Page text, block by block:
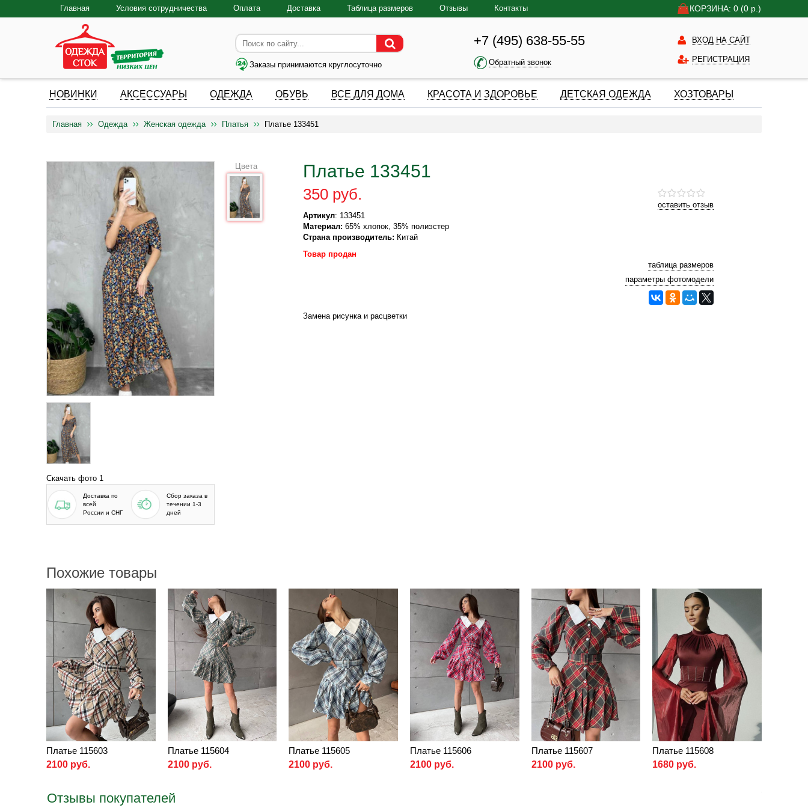
КОРЗИНА: 0 (0 р.)
Главная Условия сотрудничества Оплата Доставка Таблица размеров Отзывы Контакты
Заказы принимаются круглосуточно
+7 (495) 638-55-55
Обратный звонок
ВХОД НА САЙТ
РЕГИСТРАЦИЯ
НОВИНКИ АКСЕССУАРЫ ОДЕЖДА ОБУВЬ ВСЕ ДЛЯ ДОМА КРАСОТА И ЗДОРОВЬЕ ДЕТСКАЯ ОДЕЖДА ХОЗТОВАРЫ
Главная Одежда Женская одежда Платья Платье 133451
Скачать фото 1
Доставка по
всей
России и СНГ
Сбор заказа в
течении 1-3
дней
Платье 133451
оставить отзыв
350 руб.
Артикул: 133451
Материал: 65% хлопок, 35% полиэстер
Страна производитель: Китай
Цвета
Товар продан
таблица размеров
параметры фотомодели
Замена рисунка и расцветки
Похожие товары
Платье 115603
2100 руб.
Платье 115604
2100 руб.
Платье 115605
2100 руб.
Платье 115606
2100 руб.
Платье 115607
2100 руб.
Платье 115608
1680 руб.
Отзывы покупателей